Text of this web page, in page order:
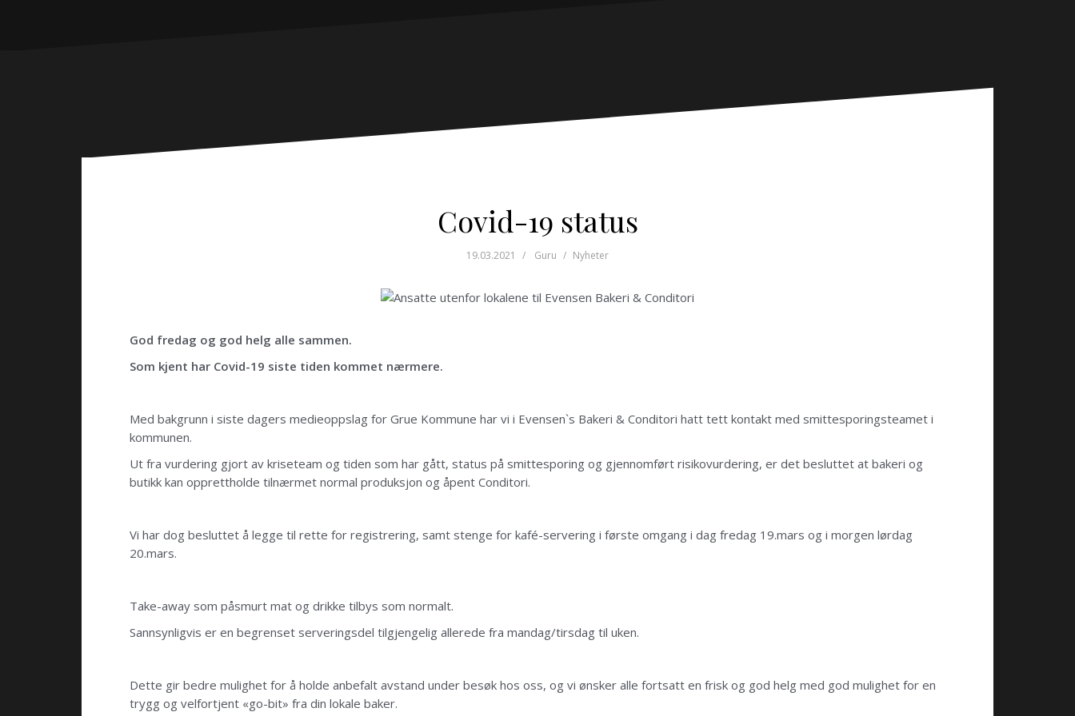
Covid-19 status
19.03.2021 Guru Nyheter
God fredag og god helg alle sammen.
Som kjent har Covid-19 siste tiden kommet nærmere.
Med bakgrunn i siste dagers medieoppslag for Grue Kommune har vi i Evensen`s Bakeri & Conditori hatt tett kontakt med smittesporingsteamet i
kommunen.
Ut fra vurdering gjort av kriseteam og tiden som har gått, status på smittesporing og gjennomført risikovurdering, er det besluttet at bakeri og
butikk kan opprettholde tilnærmet normal produksjon og åpent Conditori.
Vi har dog besluttet å legge til rette for registrering, samt stenge for kafé-servering i første omgang i dag fredag 19.mars og i morgen lørdag
20.mars.
Take-away som påsmurt mat og drikke tilbys som normalt.
Sannsynligvis er en begrenset serveringsdel tilgjengelig allerede fra mandag/tirsdag til uken.
Dette gir bedre mulighet for å holde anbefalt avstand under besøk hos oss, og vi ønsker alle fortsatt en frisk og god helg med god mulighet for en
trygg og velfortjent «go-bit» fra din lokale baker.